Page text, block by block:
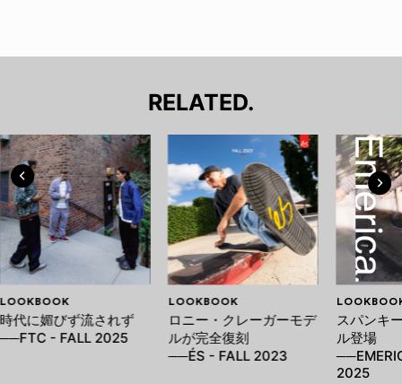
RELATED.
LOOKBOOK
時代に媚びず流されず
──FTC - FALL 2025
LOOKBOOK
ロニー・クレーガーモデ
ルが完全復刻
──ÉS - FALL 2023
スパンキ
ル登場
2025